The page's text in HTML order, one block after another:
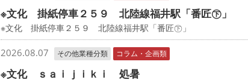
※文化 掛紙停車２５９ 北陸線福井駅「番匠㊦」
※文化 掛紙停車２５９ 北陸線福井駅「番匠㊦」
2026.08.07 その他業種分類 コラム・企画類
※文化 ｓａｉｊｉｋｉ 処暑